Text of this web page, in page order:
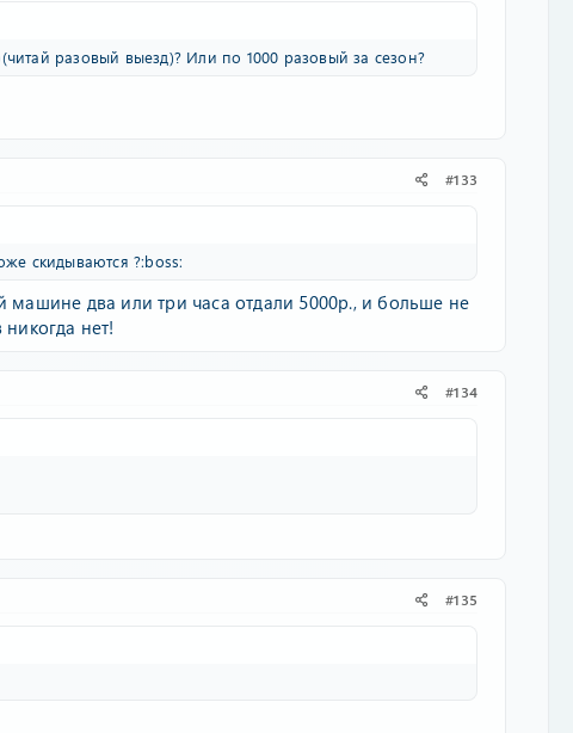
разовый выезд)? Или по 1000 разовый за сезон?
#133
скидываются ?:boss:
два или три часа отдали 5000р., и больше не
нет!
#134
#135